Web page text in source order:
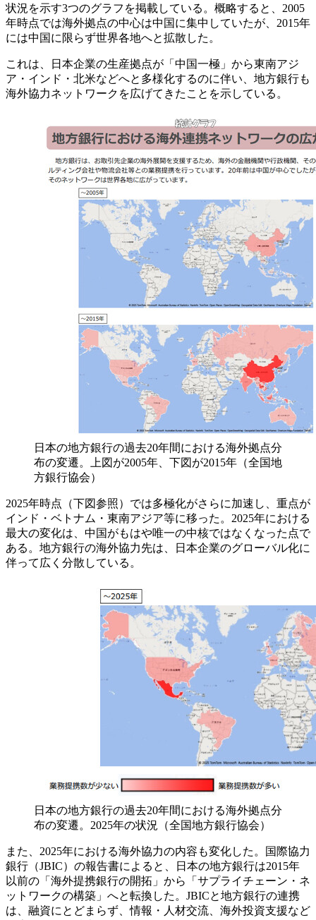
状況を示す3つのグラフを掲載している。概略すると、2005
年時点では海外拠点の中心は中国に集中していたが、2015年
には中国に限らず世界各地へと拡散した。
これは、日本企業の生産拠点が「中国一極」から東南アジ
ア・インド・北米などへと多様化するのに伴い、地方銀行も
海外協力ネットワークを広げてきたことを示している。
日本の地方銀行の過去20年間における海外拠点分
布の変遷。上図が2005年、下図が2015年（全国地
方銀行協会）
2025年時点（下図参照）では多極化がさらに加速し、重点が
インド・ベトナム・東南アジア等に移った。2025年における
最大の変化は、中国がもはや唯一の中核ではなくなった点で
ある。地方銀行の海外協力先は、日本企業のグローバル化に
伴って広く分散している。
日本の地方銀行の過去20年間における海外拠点分
布の変遷。2025年の状況（全国地方銀行協会）
また、2025年における海外協力の内容も変化した。国際協力
銀行（JBIC）の報告書によると、日本の地方銀行は2015年
以前の「海外提携銀行の開拓」から「サプライチェーン・ネ
ットワークの構築」へと転換した。JBICと地方銀行の連携
は、融資にとどまらず、情報・人材交流、海外投資支援など